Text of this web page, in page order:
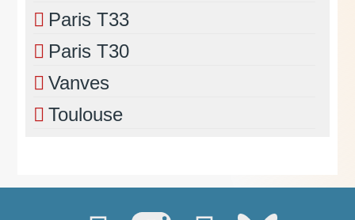
Paris T33
Paris T30
Vanves
Toulouse